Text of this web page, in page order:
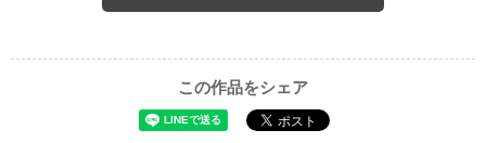
この作品をシェア